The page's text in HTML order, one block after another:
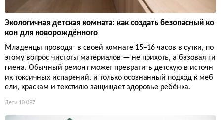
Экологичная детская комната: как создать безопасный ко
кон для новорождённого
Младенцы проводят в своей комнате 15–16 часов в сутки, по
этому вопрос чистоты материалов — не прихоть, а базовая ги
гиена. Обычный ремонт может превратить детскую в источн
ик токсичных испарений, и только осознанный подход к меб
ели, краскам и текстилю защищает здоровье ребёнка.
Дети 10 097